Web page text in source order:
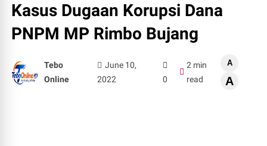
Kasus Dugaan Korupsi Dana
PNPM MP Rimbo Bujang
Tebo
Online
June 10,
2022
0
2 min
read
A
A